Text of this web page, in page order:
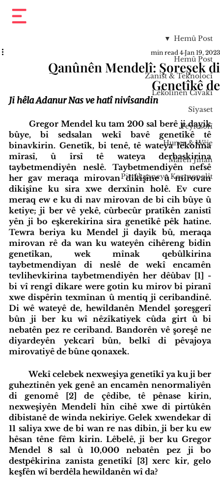
Hemû Post
Zanist & Teknolocî
Lêkolînên Civakî
Sîyaset
Feylesofî
Huner & Wêje
Mafên Jinan
Pirtûkxaneya Kozmopolît
Hemû Post
Qanûnên Mendelî: Şoreşek di
Genetîkê de
Jan 19, 2023
4 min read
Ji hêla Adanur Nas ve hatî nivîsandin
bûye, bi sedsalan wekî bavê genetîkê tê
binavkirin. Genetîk, bi tenê, tê wateya lêkolîna
mîrasî, û îrsî tê wateya derbaskirina
taybetmendiyên neslê. Taybetmendiyên nefsê
her gav meraqa mirovan dikişîne û mirovan
dikişîne ku sira xwe derxînin holê. Ev cure
meraq ew e ku di nav mirovan de bi cih bûye û
ketiye; ji ber vê yekê, cûrbecûr pratîkên zanistî
yên ji bo eşkerekirina sira genetîkê pêk hatine.
Tewra beriya ku Mendel ji dayik bû, meraqa
mirovan rê da wan ku wateyên cihêreng bidin
genetîkan, wek mînak qebûlkirina
taybetmendiyan di neslê de wekî encamên
tevlihevkirina taybetmendiyên her dêûbav [1] -
bi vî rengî dikare were gotin ku mirov bi piranî
xwe dispêrin texmînan û mentiq ji ceribandinê.
Di wê wateyê de, hewildanên Mendel şoreşgerî
bûn ji ber ku wî nêzîkatiyek cûda girt û bi
nebatên pez re ceriband. Bandorên vê şoreşê ne
diyardeyên yekcarî bûn, belkî di pêvajoya
mirovatiyê de bûne qonaxek.
	Wekî celebek nexweşiya genetîkî ya ku ji ber
guheztinên yek genê an encamên nenormaliyên
di genomê [2] de çêdibe, tê pênase kirin,
nexweşiyên Mendelî hîn cihê xwe di pirtûkên
dibistanê de winda nekiriye. Gelek xwendekar di
11 saliya xwe de bi wan re nas dibin, ji ber ku ew
hêsan têne fêm kirin. Lêbelê, ji ber ku Gregor
Mendel 8 sal û 10,000 nebatên pez ji bo
destpêkirina zanista genetîkî [3] xerc kir, gelo
keşfên wî berdêla hewildanên wî da?